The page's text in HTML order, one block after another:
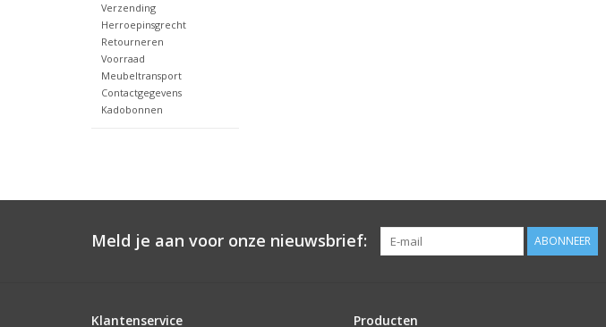
Verzending
Herroepinsgrecht
Retourneren
Voorraad
Meubeltransport
Contactgegevens
Kadobonnen
Meld je aan voor onze nieuwsbrief: ABONNEER
Klantenservice Producten